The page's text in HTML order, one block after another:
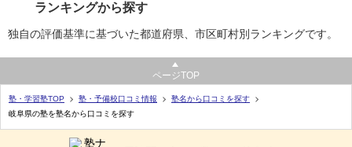
ランキングから探す
独自の評価基準に基づいた都道府県、市区町村別ランキングです。
ページTOP
塾・学習塾TOP 塾・予備校口コミ情報
塾名から口コミを探す
岐阜県の塾を塾名から口コミを探す